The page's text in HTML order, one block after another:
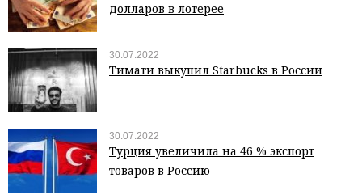
долларов в лотерее
30.07.2022
Тимати выкупил Starbucks в России
30.07.2022
Турция увеличила на 46 % экспорт
товаров в Россию